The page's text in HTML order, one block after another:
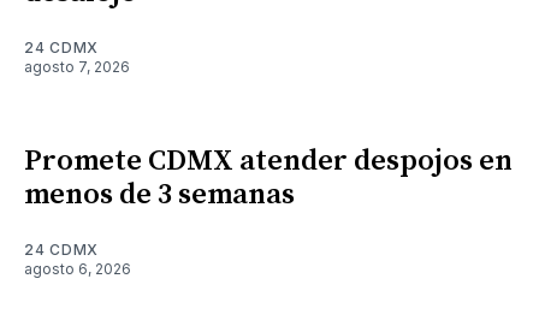
24 CDMX
agosto 7, 2026
Promete CDMX atender despojos en
menos de 3 semanas
24 CDMX
agosto 6, 2026